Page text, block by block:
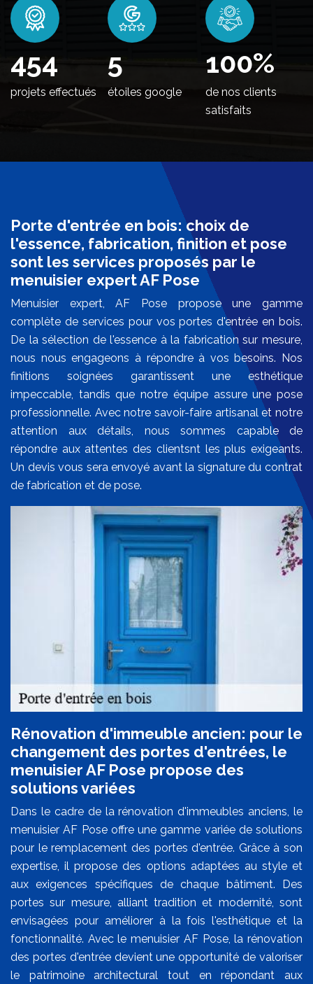
502
projets effectués
5
étoiles google
100%
de nos clients
satisfaits
Porte d'entrée en bois: choix de
l'essence, fabrication, finition et pose
sont les services proposés par le
menuisier expert AF Pose
Menuisier expert, AF Pose propose une gamme
complète de services pour vos portes d'entrée en bois.
De la sélection de l'essence à la fabrication sur mesure,
nous nous engageons à répondre à vos besoins. Nos
finitions soignées garantissent une esthétique
impeccable, tandis que notre équipe assure une pose
professionnelle. Avec notre savoir-faire artisanal et notre
attention aux détails, nous sommes capable de
répondre aux attentes des clientsnt les plus exigeants.
Un devis vous sera envoyé avant la signature du contrat
de fabrication et de pose.
Rénovation d'immeuble ancien: pour le
changement des portes d'entrées, le
menuisier AF Pose propose des
solutions variées
Dans le cadre de la rénovation d'immeubles anciens, le
menuisier AF Pose offre une gamme variée de solutions
pour le remplacement des portes d'entrée. Grâce à son
expertise, il propose des options adaptées au style et
aux exigences spécifiques de chaque bâtiment. Des
portes sur mesure, alliant tradition et modernité, sont
envisagées pour améliorer à la fois l'esthétique et la
fonctionnalité. Avec le menuisier AF Pose, la rénovation
des portes d'entrée devient une opportunité de valoriser
le patrimoine architectural tout en répondant aux